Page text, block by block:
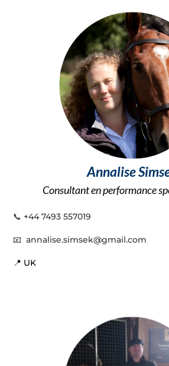
Annalise
Consultant en performance
📞 +44 7493 557019
📧 annalise.simsek@gmail.com
📍 UK